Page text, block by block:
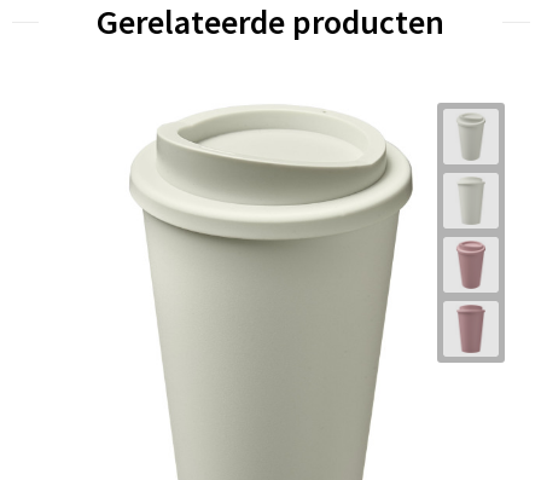
Gerelateerde producten